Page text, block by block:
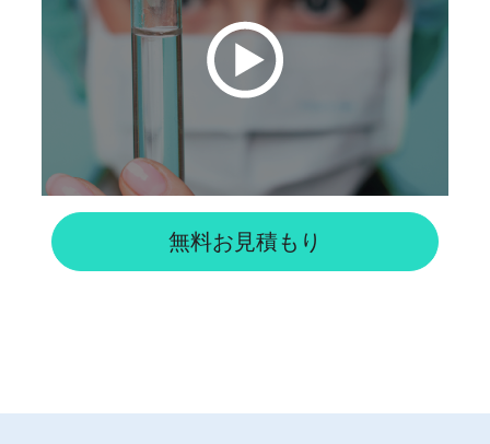
無料お見積もり